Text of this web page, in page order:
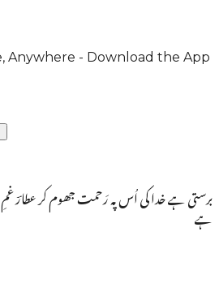
Anywhere - Download the App
برستی ہے خدا کی اُس پہ رَحمت جھوم کر عطارؔ غمِ
ہے